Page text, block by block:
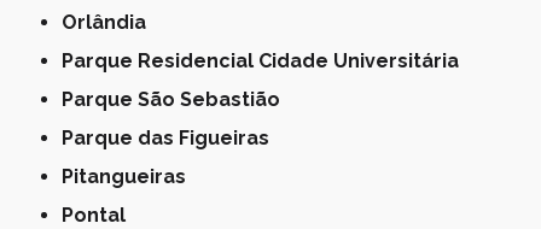
Orlândia
Parque Residencial Cidade Universitária
Parque São Sebastião
Parque das Figueiras
Pitangueiras
Pontal